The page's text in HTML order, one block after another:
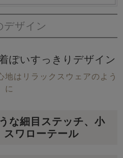
デザイン
ぽいすっきりデザイン
地はリラックスウェアのよう
に
な細目ステッチ、小
スワローテール